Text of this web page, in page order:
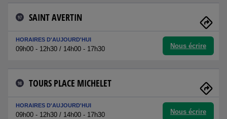
97 SAINT AVERTIN
HORAIRES D'AUJOURD'HUI
09h00 - 12h30 / 14h00 - 17h30 Nous écrire
98 TOURS PLACE MICHELET
HORAIRES D'AUJOURD'HUI
09h00 - 12h30 / 14h00 - 17h30 Nous écrire